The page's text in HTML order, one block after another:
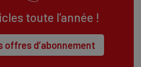
toute l’année !
offres d’abonnement